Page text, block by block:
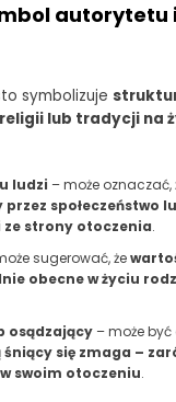
autorytetu
symbolizuje
lub tradycji na
ludzi – może oznaczać,
społeczeństwo
ze strony otoczenia.
sugerować, że
obecne w życiu
osądzający– może być
się zmaga –
swoim otoczeniu.